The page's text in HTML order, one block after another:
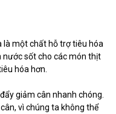
một chất hỗ trợ tiêu hóa
nước sốt cho các món thịt
hóa hơn.
giảm cân nhanh chóng.
vì chúng ta không thể